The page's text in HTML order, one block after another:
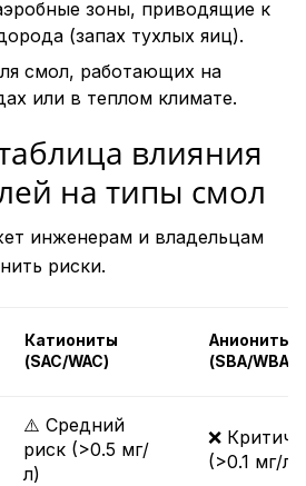
зоны, приводящие к
(запах тухлых яиц).
смол, работающих на
или в теплом климате.
влияния
на типы смол
инженерам и владельцам
риски.
Катиониты
(SAC/WAC)
Аниониты
(SBA/WBA)
⚠️ Средний
риск (>0.5 мг/
л)
❌
(>0.1 мг/л)